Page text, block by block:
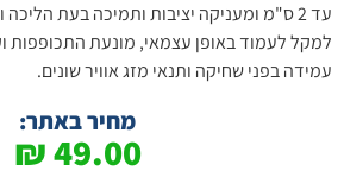
עד 2 ס"מ ומעניקה יציבות ותמיכה בעת
למקל לעמוד באופן עצמאי, מונעת התכופפות
עמידה בפני שחיקה ותנאי מזג אוויר שונים.
מחיר באתר:
49.00
₪